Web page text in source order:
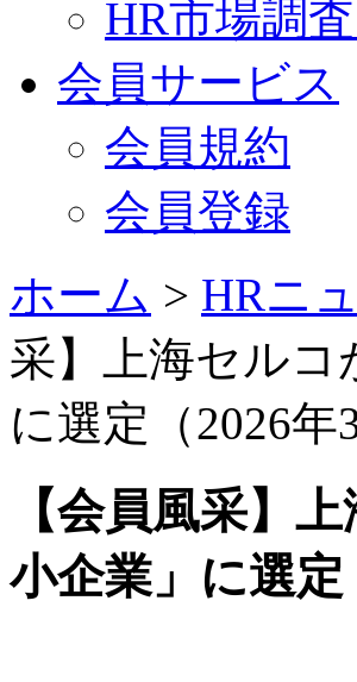
HR市場調
会員サービス
会員規約
会員登録
ホーム > HRニ
采】上海セルコ
に選定（2026年
【会員風采】
小企業」に選定